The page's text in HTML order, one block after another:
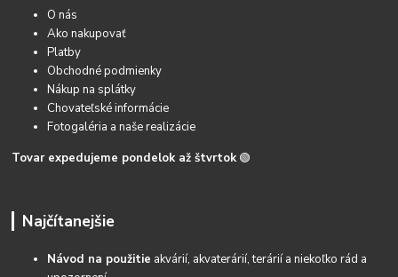
O nás
Ako nakupovať
Platby
Obchodné podmienky
Nákup na splátky
Chovateľské informácie
Fotogaléria a naše realizácie
Tovar expedujeme pondelok až štvrtok 🟢
Najčítanejšie
Návod na použitie akvárií, akvaterárií, terárií a niekoľko rád a